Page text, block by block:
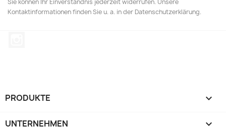
Sie können Ihr Einverständnis jederzeit widerrufen. Unsere
Kontaktinformationen finden Sie u. a. in der Datenschutzerklärung.
PRODUKTE 
UNTERNEHMEN 